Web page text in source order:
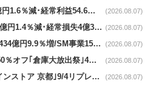
AOKI news｜第1Q売上高430億円1.6％減･経常利益54.6％減 (2026.08.07)
はるやまnews｜第1Q売上高71億円1.4％減･経常損失4億3800万円 (2026.08.07)
バローnews｜第１Q営業収益2434億円9.9％増/SM事業15.5％増と絶好調 (2026.08.07)
島忠news｜展示品家具が最大50％オフ｢倉庫大放出祭｣4店舗限定で開催 (2026.08.07)
ロフトnews｜新生｢モマ デザインストア 京都｣9/4リプレイスオープン (2026.08.07)